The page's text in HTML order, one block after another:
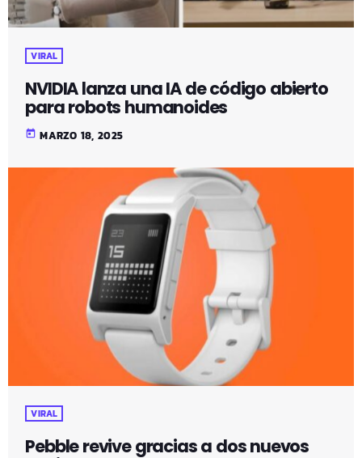
VIRAL
NVIDIA lanza una IA de código abierto
para robots humanoides
today MARZO 18, 2025
VIRAL
Pebble revive gracias a dos nuevos